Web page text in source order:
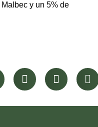
y un 5% de